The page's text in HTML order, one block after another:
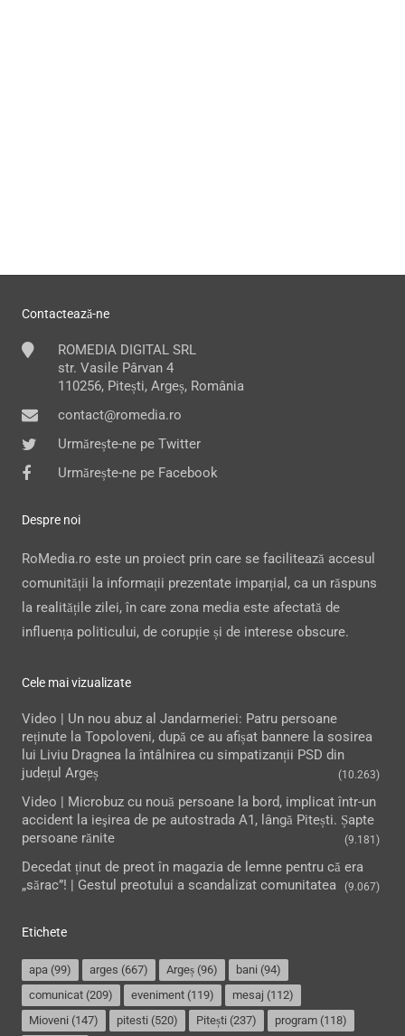
Contactează-ne
ROMEDIA DIGITAL SRL
str. Vasile Pârvan 4
110256, Pitești, Argeș, România
contact@romedia.ro
Urmărește-ne pe Twitter
Urmărește-ne pe Facebook
Despre noi
RoMedia.ro este un proiect prin care se facilitează accesul
comunității la informații prezentate imparțial, ca un răspuns
la realitățile zilei, în care zona media este afectată de
influența politicului, de corupție și de interese obscure.
Cele mai vizualizate
Video | Un nou abuz al Jandarmeriei: Patru persoane
reținute la Topoloveni, după ce au afișat bannere la sosirea
lui Liviu Dragnea la întâlnirea cu simpatizanții PSD din
județul Argeș
(10.263)
Video | Microbuz cu nouă persoane la bord, implicat într-un
accident la ieşirea de pe autostrada A1, lângă Pitești. Șapte
persoane rănite
(9.181)
Decedat ținut de preot în magazia de lemne pentru că era
„sărac”! | Gestul preotului a scandalizat comunitatea
(9.067)
Etichete
apa (99) arges (667) Argeș (96) bani (94)
comunicat (209) eveniment (119) mesaj (112)
Mioveni (147) pitesti (520) Pitești (237) program (118)